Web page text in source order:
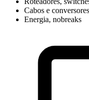
Cabos e conversores
Energia, nobreaks